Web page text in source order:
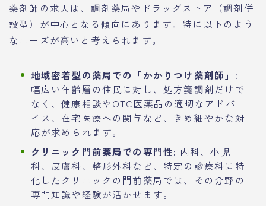
薬剤師の求人は、調剤薬局やドラッグストア（調剤併
設型）が中心となる傾向にあります。特に以下のよう
なニーズが高いと考えられます。
地域密着型の薬局での「かかりつけ薬剤師」:
幅広い年齢層の住民に対し、処方箋調剤だけで
なく、健康相談やOTC医薬品の適切なアドバ
イス、在宅医療への関与など、きめ細やかな対
応が求められます。
クリニック門前薬局での専門性: 内科、小児
科、皮膚科、整形外科など、特定の診療科に特
化したクリニックの門前薬局では、その分野の
専門知識や経験が活かせます。